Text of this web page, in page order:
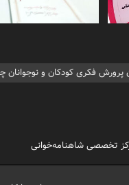
پرورش فکری کودکان و نوجوانان
تخصصی شاهنامه‌خوانی